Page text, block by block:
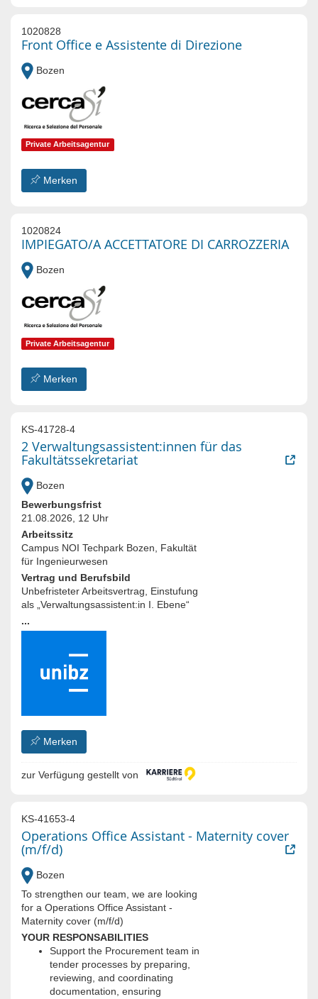
1020828
Front Office e Assistente di Direzione
Bozen
Private Arbeitsagentur
Merken
1020824
IMPIEGATO/A ACCETTATORE DI CARROZZERIA
Bozen
Private Arbeitsagentur
Merken
KS-41728-4
2 Verwaltungsassistent:innen für das
Fakultätssekretariat
Bozen
Bewerbungsfrist
21.08.2026, 12 Uhr
Arbeitssitz
Campus NOI Techpark Bozen, Fakultät
für Ingenieurwesen
Vertrag und Berufsbild
Unbefristeter Arbeitsvertrag, Einstufung
als „Verwaltungsassistent:in I. Ebene“
...
Merken
zur Verfügung gestellt von
KS-41653-4
Operations Office Assistant - Maternity cover
(m/f/d)
Bozen
To strengthen our team, we are looking
for a Operations Office Assistant -
Maternity cover (m/f/d)
YOUR RESPONSABILITIES
Support the Procurement team in
tender processes by preparing,
reviewing, and coordinating
documentation, ensuring